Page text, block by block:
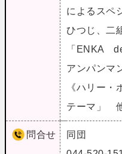
によるスペ
ひつじ、二
「ENKA
アンパンマ
《ハリー
テーマ」
問合せ
同団